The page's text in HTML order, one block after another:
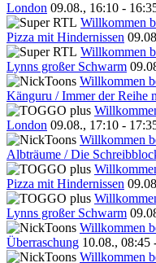
London 09.08., 16:10 -
Willkommen
Pizza mit Hindernissen
Willkommen
Lynns großer Schwarm
Willkommen
Känguru / Immer der Reihe
London 09.08., 17:10 -
Willkommen
Albträume / Die
Pizza mit Hindernissen
Lynns großer Schwarm
Willkommen
Überraschung 10.08., 08:45
Willkommen